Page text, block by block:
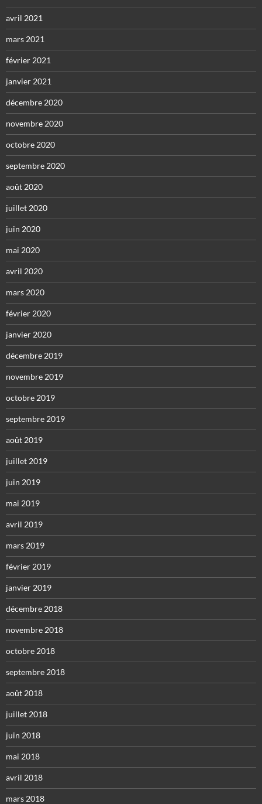
avril 2021
mars 2021
février 2021
janvier 2021
décembre 2020
novembre 2020
octobre 2020
septembre 2020
août 2020
juillet 2020
juin 2020
mai 2020
avril 2020
mars 2020
février 2020
janvier 2020
décembre 2019
novembre 2019
octobre 2019
septembre 2019
août 2019
juillet 2019
juin 2019
mai 2019
avril 2019
mars 2019
février 2019
janvier 2019
décembre 2018
novembre 2018
octobre 2018
septembre 2018
août 2018
juillet 2018
juin 2018
mai 2018
avril 2018
mars 2018